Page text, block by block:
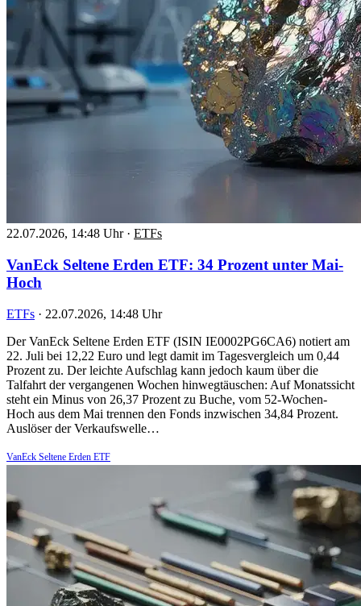
22.07.2026, 14:48 Uhr · ETFs
VanEck Seltene Erden ETF: 34 Prozent unter Mai-
Hoch
ETFs · 22.07.2026, 14:48 Uhr
Der VanEck Seltene Erden ETF (ISIN IE0002PG6CA6) notiert am
22. Juli bei 12,22 Euro und legt damit im Tagesvergleich um 0,44
Prozent zu. Der leichte Aufschlag kann jedoch kaum über die
Talfahrt der vergangenen Wochen hinwegtäuschen: Auf Monatssicht
steht ein Minus von 26,37 Prozent zu Buche, vom 52-Wochen-
Hoch aus dem Mai trennen den Fonds inzwischen 34,84 Prozent.
Auslöser der Verkaufswelle…
VanEck Seltene Erden ETF